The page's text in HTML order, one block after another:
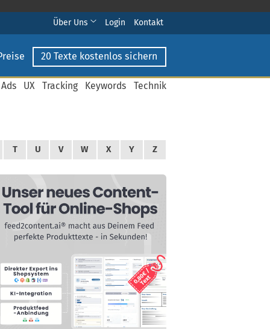
Über Uns Login Kontakt
20 Texte kostenlos sichern
UX Tracking Keywords Technik
T U V W X Y Z